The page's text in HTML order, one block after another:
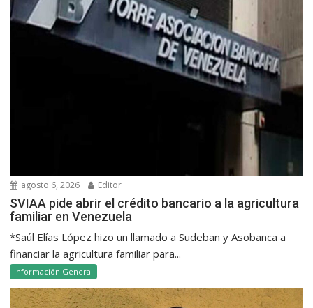
agosto 6, 2026 Editor
SVIAA pide abrir el crédito bancario a la agricultura
familiar en Venezuela
*Saúl Elías López hizo un llamado a Sudeban y Asobanca a
financiar la agricultura familiar para...
Información General